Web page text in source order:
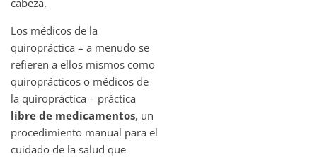
Los médicos de la
quiropráctica – a menudo se
refieren a ellos mismos como
quiroprácticos o médicos de
la quiropráctica – práctica
libre de medicamentos, un
procedimiento manual para el
cuidado de la salud que